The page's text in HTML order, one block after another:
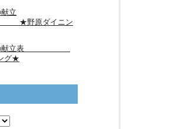
立
ダイニン
月の献立表
グ★